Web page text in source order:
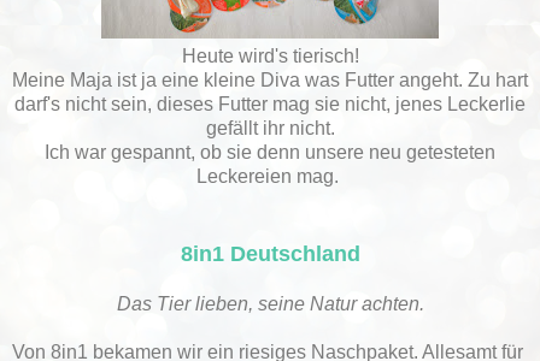
Heute wird's tierisch!
Meine Maja ist ja eine kleine Diva was Futter angeht. Zu hart
darf's nicht sein, dieses Futter mag sie nicht, jenes Leckerlie
gefällt ihr nicht.
Ich war gespannt, ob sie denn unsere neu getesteten
Leckereien mag.
8in1 Deutschland
Das Tier lieben, seine Natur achten.
Von 8in1 bekamen wir ein riesiges Naschpaket. Allesamt für